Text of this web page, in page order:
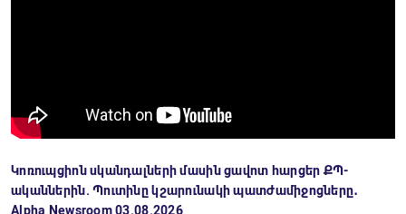
Կոռուպցիոն սկանդալների մասին ցավոտ հարցեր ՔՊ-
ականներին. Պուտինը կշարունակի պատժամիջոցները․
Alpha Newsroom 03.08.2026